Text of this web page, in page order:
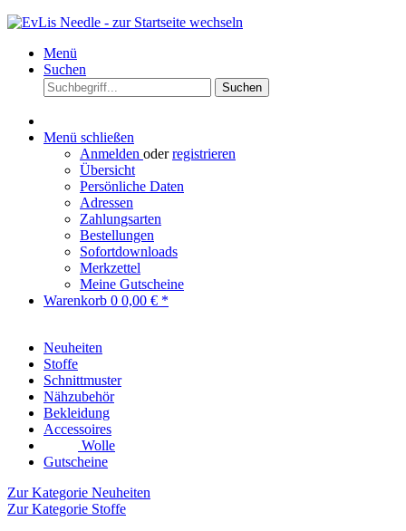
Menü
Suchen
Suchen
Menü schließen
Anmelden oderregistrieren
Übersicht
Persönliche Daten
Adressen
Zahlungsarten
Bestellungen
Sofortdownloads
Merkzettel
Meine Gutscheine
Warenkorb 0 0,00 € *
Neuheiten
Stoffe
Schnittmuster
Nähzubehör
Bekleidung
Accessoires
Wolle
Gutscheine
Zur Kategorie Neuheiten
Zur Kategorie Stoffe